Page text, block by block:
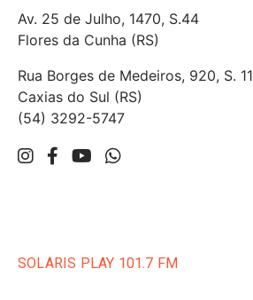
Av. 25 de Julho, 1470, S.44
Flores da Cunha (RS)
Rua Borges de Medeiros, 920, S. 11
Caxias do Sul (RS)
(54) 3292-5747
SOLARIS PLAY 101.7 FM